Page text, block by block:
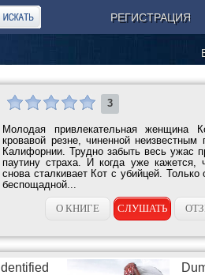
РЕГИСТРАЦИЯ
3
Молодая привлекательная
кровавой резне, чиненной
Калифорнии. Трудно забыть весь ужас
паутину страха. И когда уже кажется,
снова сталкивает Кот с убийцей.
беспощадной...
О КНИГЕ
СЛУШАТЬ